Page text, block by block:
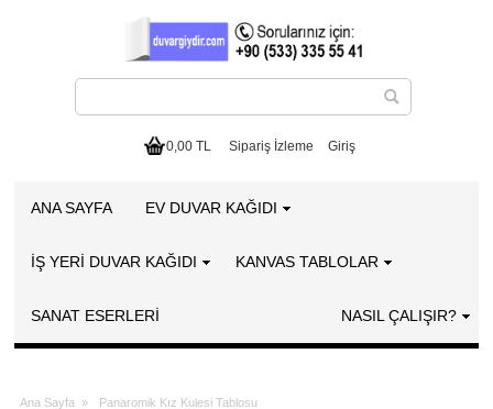
0,00 TL Sipariş İzleme Giriş
ANA SAYFA EV DUVAR KAĞIDI
İŞ YERİ DUVAR KAĞIDI KANVAS TABLOLAR
SANAT ESERLERI NASIL ÇALIŞIR?
Ana Sayfa » Panaromik Kız Kulesi Tablosu